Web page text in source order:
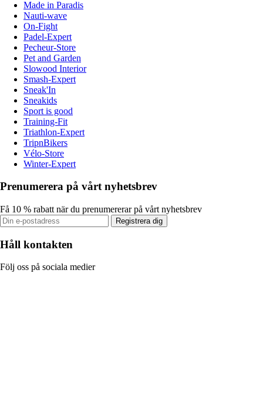
Made in Paradis
Nauti-wave
On-Fight
Padel-Expert
Pecheur-Store
Pet and Garden
Slowood Interior
Smash-Expert
Sneak'In
Sneakids
Sport is good
Training-Fit
Triathlon-Expert
TripnBikers
Vélo-Store
Winter-Expert
Prenumerera på vårt nyhetsbrev
Få 10 % rabatt när du prenumererar på vårt nyhetsbrev
Registrera dig
Håll kontakten
Följ oss på sociala medier